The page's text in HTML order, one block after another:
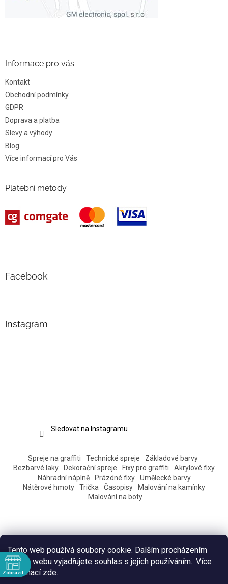
Tento web používá soubory cookie. Dalším procházením
tohoto webu vyjadřujete souhlas s jejich používáním.. Více
informací zde.
Informace pro vás
Kontakt
Obchodní podmínky
GDPR
Doprava a platba
Slevy a výhody
Blog
Více informací pro Vás
Platební metody
Facebook
Instagram
Sledovat na Instagramu
Spreje na graffiti Technické spreje
Základové barvy
Bezbarvé laky
Dekorační spreje Fixy pro graffiti
Akrylové fixy
Náhradní náplně
Prázdné fixy
Umělecké barvy
Nátěrové hmoty
Trička Časopisy
Malování na kamínky
Malování na boty
Zobrazit